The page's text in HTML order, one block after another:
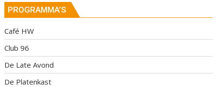
PROGRAMMA’S
Café HW
Club 96
De Late Avond
De Platenkast